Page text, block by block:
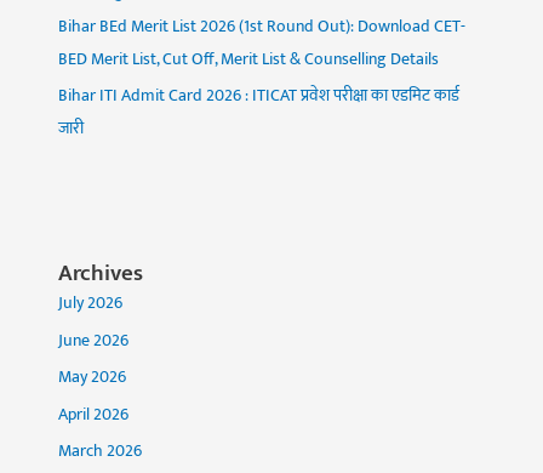
Bihar BEd Merit List 2026 (1st Round Out): Download CET-
BED Merit List, Cut Off, Merit List & Counselling Details
Bihar ITI Admit Card 2026 : ITICAT प्रवेश परीक्षा का एडमिट कार्ड
जारी
Archives
July 2026
June 2026
May 2026
April 2026
March 2026